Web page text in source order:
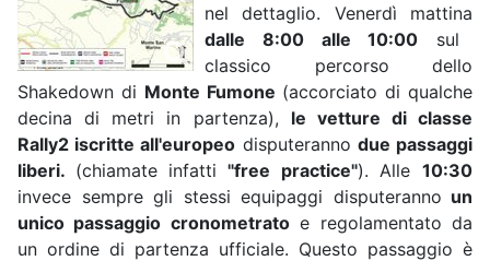
nel dettaglio. Venerdì mattina
dalle 8:00 alle 10:00 sul
classico percorso dello
Shakedown di Monte Fumone (accorciato di qualche
decina di metri in partenza), le vetture di classe
Rally2 iscritte all'europeo disputeranno due passaggi
liberi. (chiamate infatti "free practice"). Alle10:30
invece sempre gli stessi equipaggi disputeranno un
unico passaggio cronometratoe regolamentato da
un ordine di partenza ufficiale. Questo passaggio è